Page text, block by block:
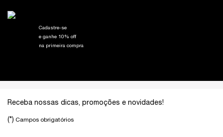
Cadastre-se
e ganhe 10% off
na primeira compra
Receba nossas dicas, promoções e novidades!
(*) Campos obrigatórios